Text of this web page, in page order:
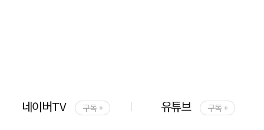
네이버TV 구독 + 유튜브 구독 +